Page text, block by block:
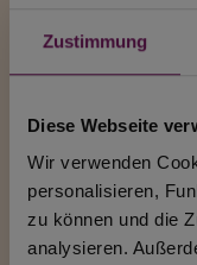
Zustimmung
Diese Webseite
Wir verwenden
personalisieren,
zu können und die
analysieren.
Wo kommen
werden Sie mit
NATUR PUR